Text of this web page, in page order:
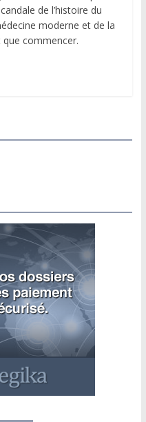
de l’histoire du
moderne et de la
commencer.